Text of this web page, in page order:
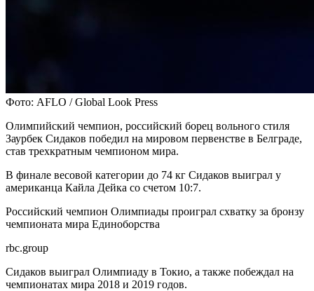
Фото: AFLO / Global Look Press
Олимпийский чемпион, российский борец вольного стиля
Заурбек Сидаков победил на мировом первенстве в Белграде,
став трехкратным чемпионом мира.
В финале весовой категории до 74 кг Сидаков выиграл у
американца Кайла Дейка со счетом 10:7.
Российский чемпион Олимпиады проиграл схватку за бронзу
чемпионата мира Единоборства
rbc.group
Сидаков выиграл Олимпиаду в Токио, а также побеждал на
чемпионатах мира 2018 и 2019 годов.